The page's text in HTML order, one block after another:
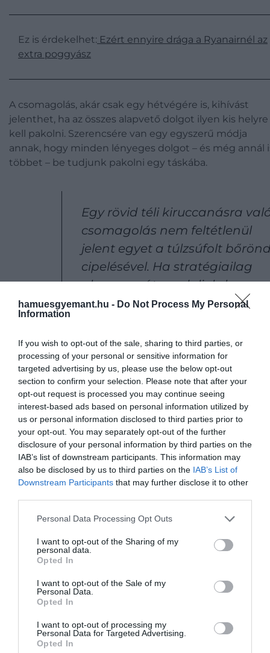
hamuesgyemant.hu - Do Not Process My Personal
Information
If you wish to opt-out of the sale, sharing to third parties, or
processing of your personal or sensitive information for
targeted advertising by us, please use the below opt-out
section to confirm your selection. Please note that after your
opt-out request is processed you may continue seeing
interest-based ads based on personal information utilized by
us or personal information disclosed to third parties prior to
your opt-out. You may separately opt-out of the further
disclosure of your personal information by third parties on the
IAB’s list of downstream participants. This information may
also be disclosed by us to third parties on the IAB’s List of
Downstream Participants that may further disclose it to other
Please note that this website/app uses one or more Google
not limited to your visit or usage behaviour. You may click to
grant or deny consent to Google and its third-party tags to
use your data for below specified purposes in below Google
consent section.
Personal Data Processing Opt Outs
I want to opt-out of the Sharing of my
personal data.
Opted In
I want to opt-out of the Sale of my
Personal Data.
Opted In
I want to opt-out of processing my
Personal Data for Targeted Advertising.
Opted In
Ez is érdekelhet: Ezért ennyire drága a Ryanairnél az
extra poggyász
A csomagolás, akár csak egy hétvégére is, kihívást
jelenthet, ha az összes alapvető dolgot ilyen kis helyre
kell pakolni. Szerencsére van egy egyszerű módja
annak, hogy minden lényeges dolgot – és még annál
többet – be tudjunk pakolni egy táskába.
Egy rövid téli kiruccanásra
csomagolás nem feltétlenül
jelent egyet a túlzsúfolt
cipelésével. Ha stratégiailag
alaposan átgondoljuk, hogy
mire lesz szükségünk, akkor
vihetünk
– ajánlottaMike Harvey, a1st Move International
költöztetésivállalat ügyvezető igazgatója elmondta.
Harvey legjobb tippje pedig a vákuumzáras zacskó,
amelyekkel jelentős helyet takaríthatunk meg.
holmikat viseljük. Ha azonban
ezeket, használjunk
lapos, légmentesen záródó
csomagokba tömörítsük őket,